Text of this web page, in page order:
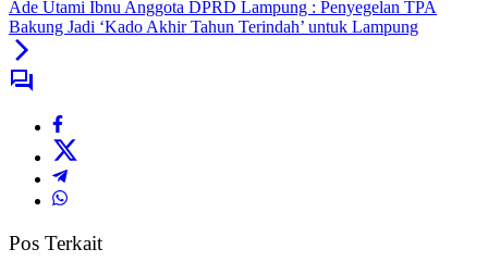
Ade Utami Ibnu Anggota DPRD Lampung : Penyegelan TPA
Bakung Jadi ‘Kado Akhir Tahun Terindah’ untuk Lampung
Pos Terkait